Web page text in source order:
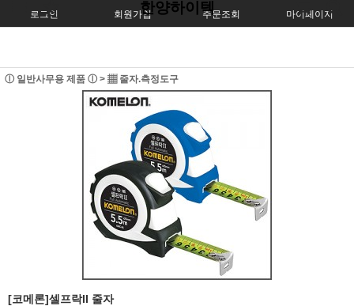
로그인 회원가입 주문조회 마이페이지
한양하이텍
ⓛ 일반사무용 제품 ⓛ > ▦ 줄자.측정도구
[코메론]셀프락II 줄자